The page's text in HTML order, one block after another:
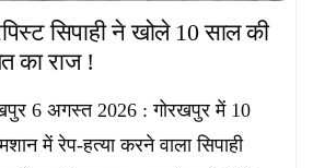
सिपाही ने खोले 10 साल की
का राज !
6 अगस्त 2026 : गोरखपुर में 10
में रेप-हत्या करने वाला सिपाही